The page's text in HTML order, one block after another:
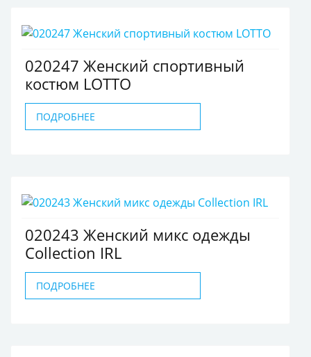
020247 Женский спортивный
костюм LOTTO
ПОДРОБНЕЕ
020243 Женский микс одежды
Collection IRL
ПОДРОБНЕЕ